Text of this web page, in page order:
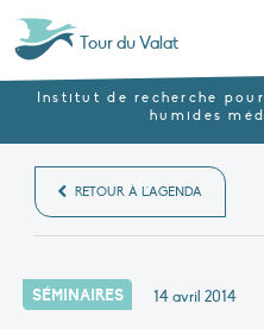
Tour du Valat
Institut de recherche
humides
RETOUR À L'AGENDA
SÉMINAIRES 14 avril 2014